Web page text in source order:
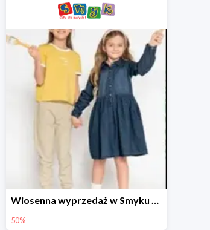
Wiosenna wyprzedaż w Smyku do -50%
50%